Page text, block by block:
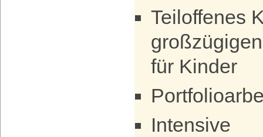
Teiloffenes
für Kinder
Intensive